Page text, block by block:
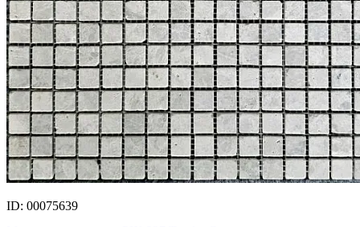
ID: 00075639